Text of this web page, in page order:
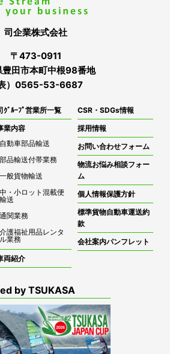
司企業株式会社
〒473-0911
豊田市本町中根98番地
）0565-53-6687
ｸﾞﾙｰﾌﾟ営業所一覧
業内容
自動車部品輸送
部品輸送付帯業務
一般貨物輸送
中・小ロット混載便
輸送
通関業務
介護福祉用品レンタ
ル業務
両紹介
CSR・SDGs情報
採用情報
お問い合わせフォーム
物流お悩み相談フォー
ム
個人情報保護方針
標準貨物自動車運送約
款
会社案内パンフレット
by TSUKASA